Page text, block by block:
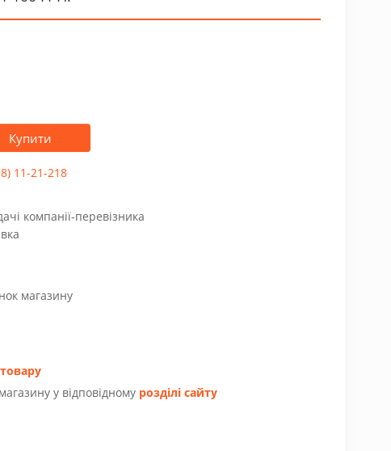
Купити
11-21-218
компанії-перевізника
магазину
у відповідному розділі сайту